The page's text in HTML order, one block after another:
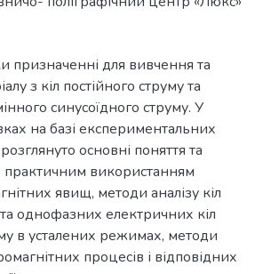
призначенні для вивчення та
з кіл постійного струму та
синусоїдного струму. У
на базі експериментальних
основні поняття та
практичним використанням
явищ, методи аналізу кіл
однофазних електричних кіл
в усталених режимах, методи
процесів і відповідних